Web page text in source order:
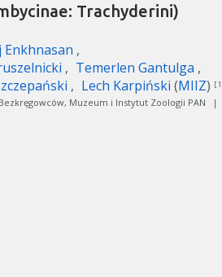
Trachyderini)
Enkhnasan
Temerlen Gantulga
Lech Karpiński (MIIZ) [
Muzeum i Instytut Zoologii PAN |